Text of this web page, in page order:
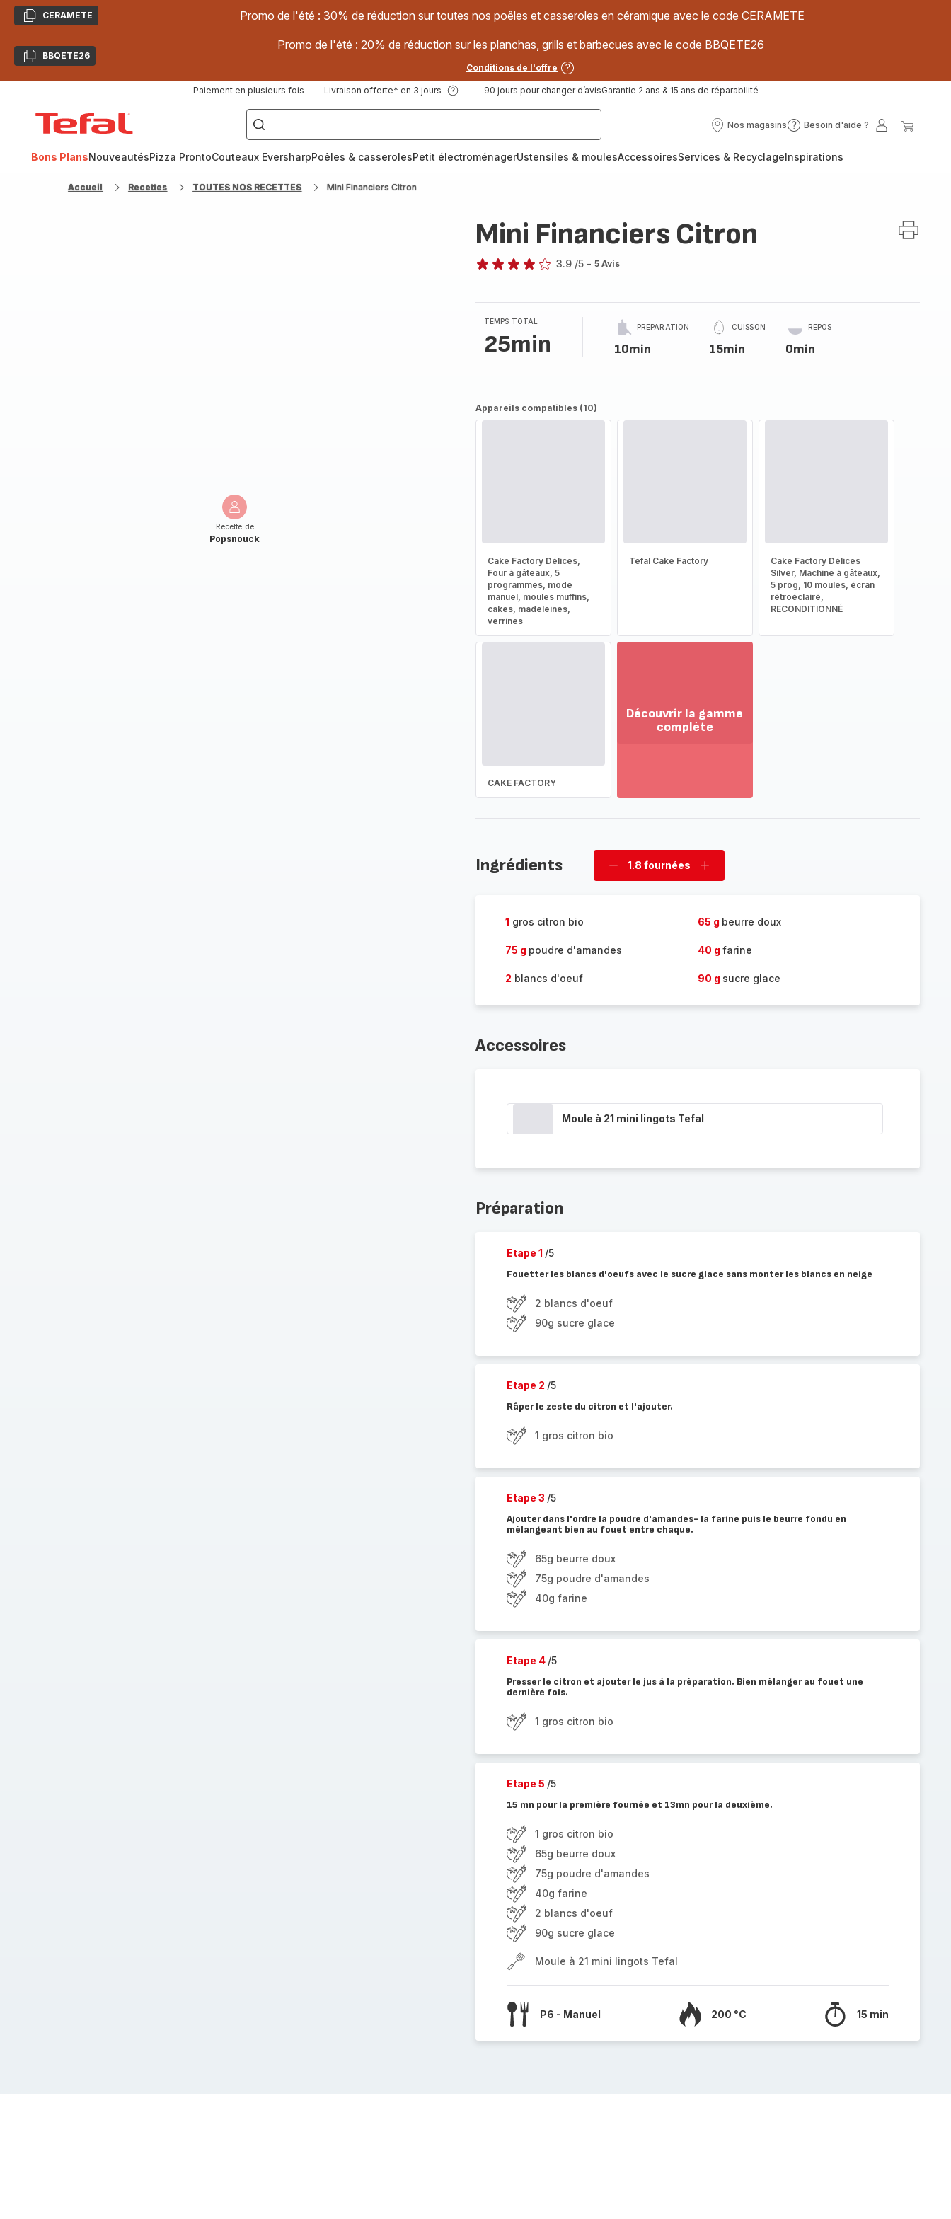
CopierCERAMETE Promo de l'été : 30% de réduction sur toutes nos poêles et casseroles en céramique avec le code CERAMETE
CopierBBQETE26
Promo de l'été : 20% de réduction sur les planchas, grills et barbecues avec le code BBQETE26
Conditions de l'offre
Paiement en plusieurs fois Livraison offerte* en 3 jours 90 jours pour changer d’avisGarantie 2 ans & 15 ans de réparabilité
["Poêles
inox,
Cake
Factory,
Nos magasins
Nos
Besoin d'aide ?
Besoin
?
Mon
Bons PlansNouveautésPizza ProntoCouteaux EversharpPoêles & casserolesPetit électroménagerUstensiles & moulesAccessoiresServices & RecyclageInspirations
Accueil Recettes TOUTES NOS RECETTES Mini Financiers Citron
Recette de
Popsnouck
Mini Financiers Citron
3.9 /5 - 5 Avis
TEMPS TOTAL
25min
PRÉPARATION
10min
CUISSON
15min
REPOS
0min
Appareils compatibles (10)
Cake Factory Délices,
Four à gâteaux, 5
programmes, mode
manuel, moules muffins,
cakes, madeleines,
verrines
Tefal Cake Factory
Cake Factory Délices
Silver, Machine à gâteaux,
5 prog, 10 moules, écran
rétroéclairé,
RECONDITIONNÉ
CAKE FACTORY
Découvrir la gamme
complète
la
Ingrédients
Supprimer
1.8 fournées
Ajouter
1 gros citron bio 65 g beurre doux
75 g poudre d'amandes 40 g farine
2 blancs d'oeuf 90 g sucre glace
Accessoires
Moule à 21 mini lingots Tefal
Préparation
Etape 1 /5
Fouetter les blancs d'oeufs avec le sucre glace sans monter les blancs en neige
2 blancs d'oeuf
90g sucre glace
Etape 2 /5
Râper le zeste du citron et l'ajouter.
1 gros citron bio
Etape 3 /5
Ajouter dans l'ordre la poudre d'amandes- la farine puis le beurre fondu en
mélangeant bien au fouet entre chaque.
65g beurre doux
75g poudre d'amandes
40g farine
Etape 4 /5
Presser le citron et ajouter le jus à la préparation. Bien mélanger au fouet une
dernière fois.
1 gros citron bio
Etape 5 /5
15 mn pour la première fournée et 13mn pour la deuxième.
1 gros citron bio
65g beurre doux
75g poudre d'amandes
40g farine
2 blancs d'oeuf
90g sucre glace
Moule à 21 mini lingots Tefal
P6 - Manuel 200 °C 15 min